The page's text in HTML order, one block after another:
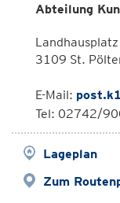
Abteilung
3109 St.
E-Mail:
Tel: 02742/
Lageplan
Zum